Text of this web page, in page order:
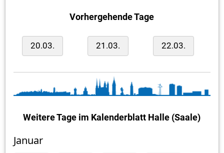
Vorhergehende Tage
20.03. 21.03. 22.03.
Weitere Tage im Kalenderblatt Halle (Saale)
Januar